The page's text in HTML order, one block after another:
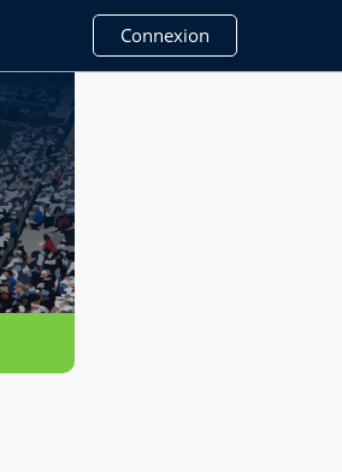
Connexion